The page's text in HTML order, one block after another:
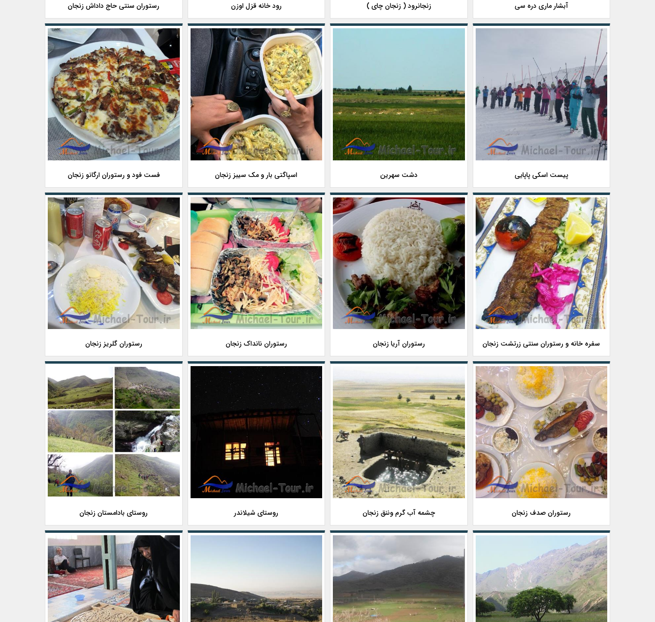
آبشار ماری دره سی زنجانرود ( زنجان چای ) رود خانه قزل اوزن رستوران سنتی حاج داداش زنجان
پیست اسکی پاپایی دشت سهرین اسپاگتی بار و مک سیبز زنجان فست فود و رستوران ارگانو زنجان
سفره خانه و رستوران سنتی زرتشت زنجان رستوران آریا زنجان رستوران نانداک زنجان رستوران گلریز زنجان
رستوران صدف زنجان چشمه آب گرم وننق زنجان روستای شیلاندر روستای بادامستان زنجان